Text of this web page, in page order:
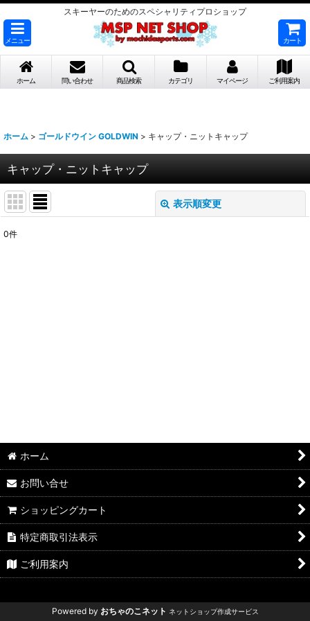
スキーヤーのためのスペシャリティプロショップ
メニュー カート
ホーム 問い合わせ 商品検索 カテゴリ マイページ ご利用案内
ホーム > ゴールドウイン GOLDWIN > キャップ・ニットキャップ
キャップ・ニットキャップ
表示順変更
0件
ホーム
お問い合せ
ショッピングカート
特定商取引法表示
ご利用案内
Powered by おちゃのこネット ネットショップ作成サービス